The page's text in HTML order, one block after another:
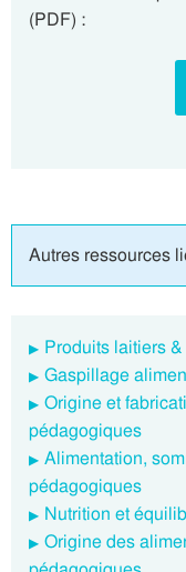
(PDF) :
Autres ressources
Produits laitiers
Gaspillage
Origine et
pédagogiques
Alimentation,
pédagogiques
Nutrition et
Origine des